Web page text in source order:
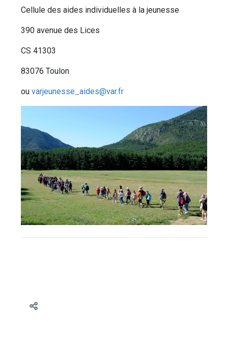
Cellule des aides individuelles à la jeunesse
390 avenue des Lices
CS 41303
83076 Toulon
ou varjeunesse_aides@var.fr